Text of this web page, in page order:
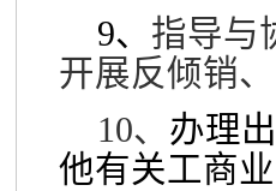
9、 指导与
开展反倾销
10、 办理
他有关工商